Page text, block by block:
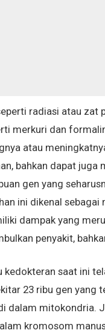
radiasi atau zat
merkuri dan
atau
bahkan dapat juga
gen yang
ini dikenal sebagai
dampak yang
penyakit,
kedokteran saat ini
23 ribu gen yang
dalam mitokondria.
kromosom